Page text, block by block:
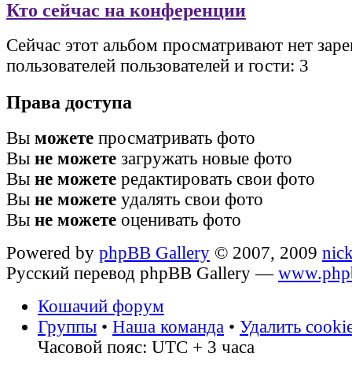
Кто сейчас на конференции
Сейчас этот альбом просматривают нет
пользователей пользователей и гости: 3
Права доступа
Вы можете просматривать фото
Вы не можете загружать новые фото
Вы не можете редактировать свои фото
Вы не можете удалять свои фото
Вы не можете оценивать фото
Powered by phpBB Gallery © 2007, 2009
Русский перевод phpBB Gallery —
Кошачий форум
Группы • Наша команда • Удалить
Часовой пояс: UTC + 3 часа